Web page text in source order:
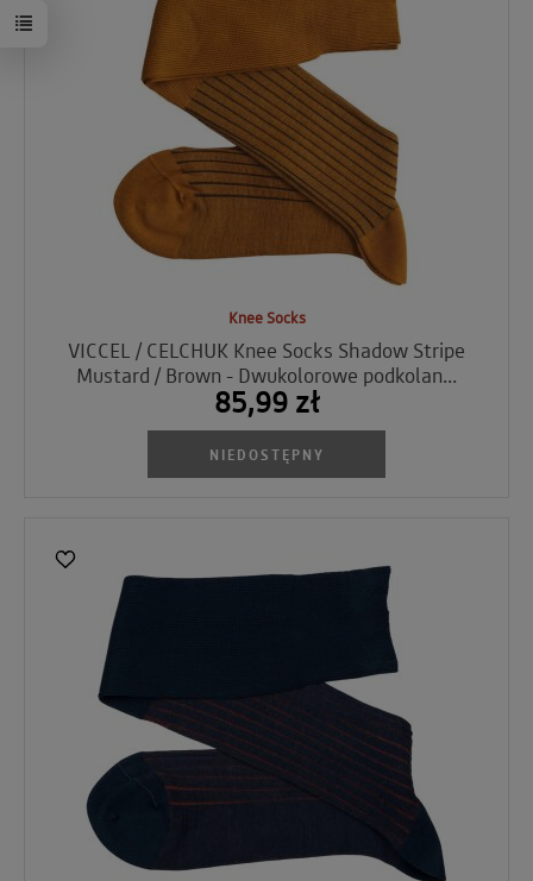
Knee Socks
VICCEL / CELCHUK Knee Socks Shadow Stripe
Mustard / Brown - Dwukolorowe podkolan...
85,99 zł
NIEDOSTĘPNY